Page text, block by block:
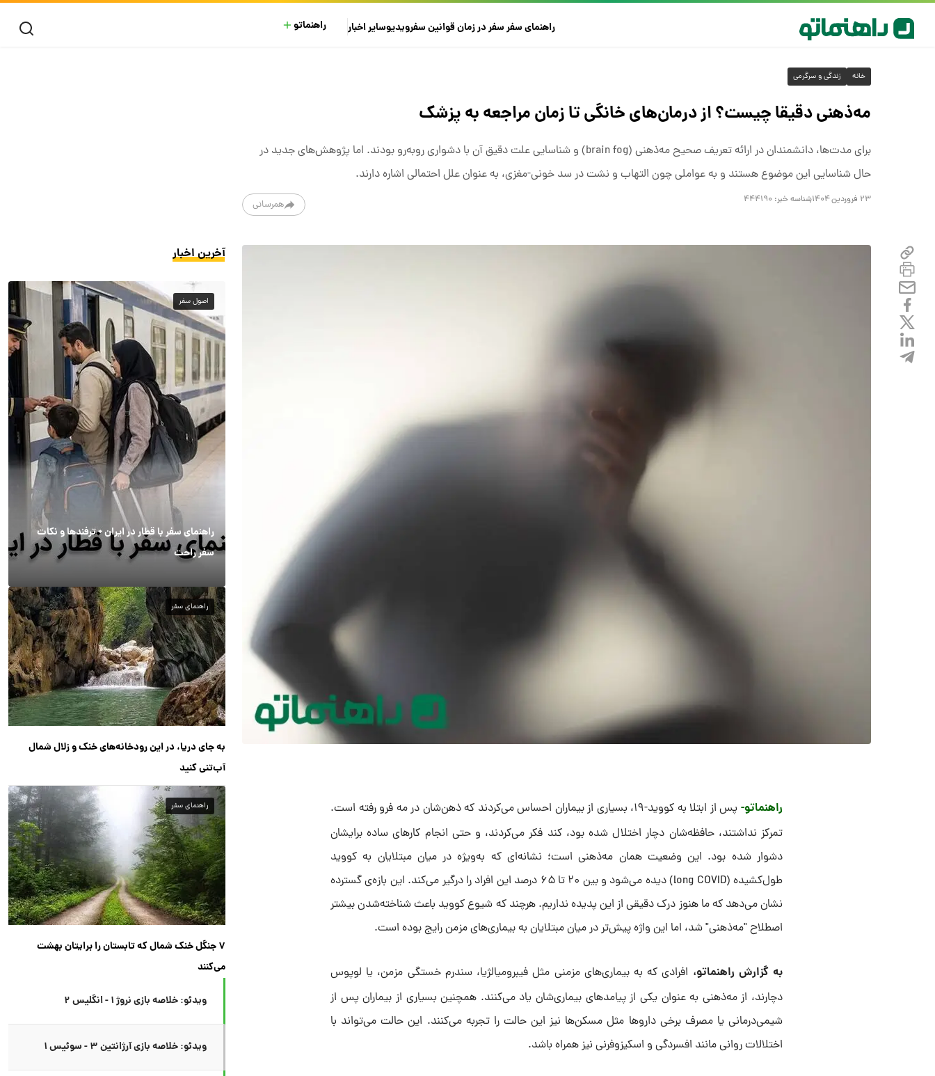
راهنمای سفرسفر در زمانقوانین سفرویدیوسایراخبار راهنماتو
خانه زندگی و سرگرمی
مه‌ذهنی دقیقا چیست؟ از درمان‌های خانگی تا زمان مراجعه به پزشک
برای مدت‌ها، دانشمندان در ارائه تعریف صحیح مه‌ذهنی (brain fog) و شناسایی علت دقیق آن با دشواری روبه‌رو بودند. اما پژوهش‌های جدید در
حال شناسایی این موضوع هستند و به عواملی چون التهاب و نشت در سد خونی-مغزی، به عنوان علل احتمالی اشاره دارند.
۲۳ فروردین ۱۴۰۴ شناسه خبر: ۴۴۴۱۹۰ همرسانی
راهنماتو-
پس از ابتلا به کووید-۱۹، بسیاری از بیماران احساس می‌کردند که ذهن‌شان در مه فرو رفته است.
تمرکز نداشتند، حافظه‌شان دچار اختلال شده بود، کند فکر می‌کردند، و حتی انجام کارهای ساده برایشان
دشوار شده بود. این وضعیت همان مه‌ذهنی است؛ نشانه‌ای که به‌ویژه در میان مبتلایان به کووید
طول‌کشیده (long COVID) دیده می‌شود و بین ۲۰ تا ۶۵ درصد این افراد را درگیر می‌کند. این بازه‌ی گسترده
نشان می‌دهد که ما هنوز درک دقیقی از این پدیده نداریم. هرچند که شیوع کووید باعث شناخته‌شدن بیشتر
اصطلاح "مه‌ذهنی" شد، اما این واژه پیش‌تر در میان مبتلایان به بیماری‌های مزمن رایج بوده است.
به گزارش راهنماتو، افرادی که به بیماری‌های مزمنی مثل فیبرومیالژیا، سندرم خستگی مزمن، یا لوپوس
دچارند، از مه‌ذهنی به عنوان یکی از پیامدهای بیماری‌شان یاد می‌کنند. همچنین بسیاری از بیماران پس از
شیمی‌درمانی یا مصرف برخی داروها مثل مسکن‌ها نیز این حالت را تجربه می‌کنند. این حالت می‌تواند با
اختلالات روانی مانند افسردگی و اسکیزوفرنی نیز همراه باشد.
آخرین اخبار
اصول سفر
راهنمای سفر با قطار در ایران + ترفندها و نکات
سفر راحت
راهنمای سفر
به جای دریا، در این رودخانه‌های خنک و زلال شمال
آب‌تنی کنید
راهنمای سفر
۷ جنگل خنک شمال که تابستان را برایتان بهشت
می‌کنند
ویدئو: خلاصه بازی نروژ ۱ - انگلیس ۲
ویدئو: خلاصه بازی آرژانتین ۳ - سوئیس ۱